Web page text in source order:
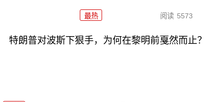
最热 阅读 5573
特朗普对波斯下狠手，为何在黎明前戛然而止？